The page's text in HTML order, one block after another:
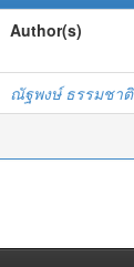
Author(s)
ณัฐพงษ์ ธรรมชาติ